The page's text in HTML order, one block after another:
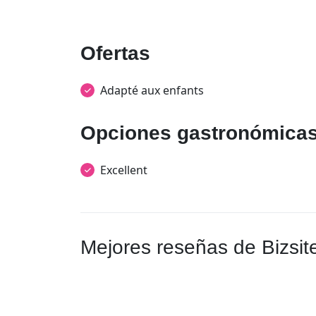
Ofertas
Adapté aux enfants
Opciones
Excellent
Mejores reseñas de